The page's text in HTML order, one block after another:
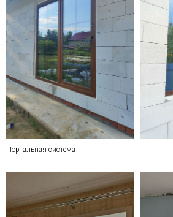
Портальная система